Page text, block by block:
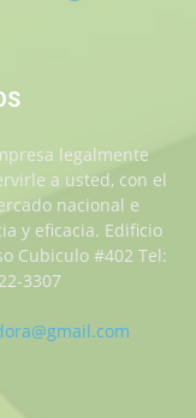
legalmente
a usted, con el
nacional e
y eficacia. Edificio
Cubiculo #402 Tel:
3307